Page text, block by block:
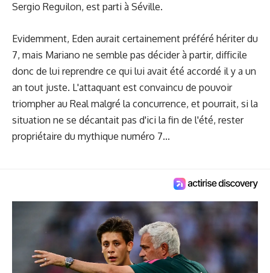
Sergio Reguilon, est parti à Séville.
Evidemment, Eden aurait certainement préféré hériter du
7, mais Mariano ne semble pas décider à partir, difficile
donc de lui reprendre ce qui lui avait été accordé il y a un
an tout juste. L'attaquant est convaincu de pouvoir
triompher au Real malgré la concurrence, et pourrait, si la
situation ne se décantait pas d'ici la fin de l'été, rester
propriétaire du mythique numéro 7...